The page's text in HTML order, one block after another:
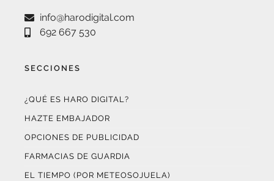
info@harodigital.com
692 667 530
SECCIONES
¿QUÉ ES HARO DIGITAL?
HAZTE EMBAJADOR
OPCIONES DE PUBLICIDAD
FARMACIAS DE GUARDIA
EL TIEMPO (POR METEOSOJUELA)